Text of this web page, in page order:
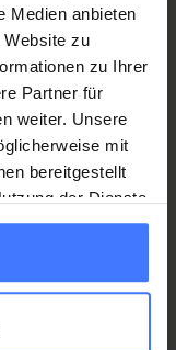
Medien anbieten
Website zu
zu Ihrer
Partner für
weiter. Unsere
mit
bereitgestellt
der Dienste
im